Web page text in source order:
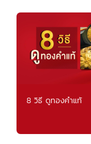
8 วิธี ดูทองคำแท้